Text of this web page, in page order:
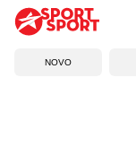
NOVO